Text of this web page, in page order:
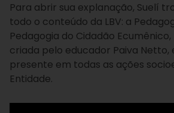
Para abrir sua explanação, Suelí
todo o conteúdo da LBV: a
Pedagogia do Cidadão
criada pelo educador Paiva Netto,
presente em todas as ações
Entidade.